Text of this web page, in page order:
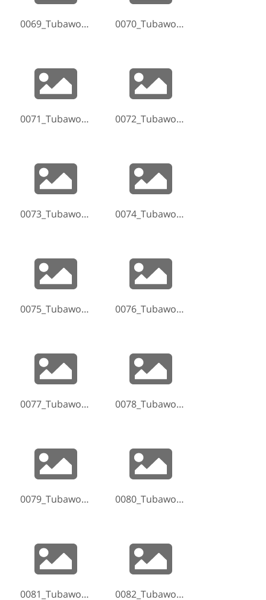
0069_Tubaworkshop-Hammelburg-2017-170521-155413.jpg 0070_Tubaworkshop-Hammelburg-2017-170521-155543.jpg
0071_Tubaworkshop-Hammelburg-2017-170521-163126.jpg 0072_Tubaworkshop-Hammelburg-2017-170521-164109.jpg
0073_Tubaworkshop-Hammelburg-2017-170521-165439.jpg 0074_Tubaworkshop-Hammelburg-2017-170521-165537.jpg
0075_Tubaworkshop-Hammelburg-2017-170521-165840.jpg 0076_Tubaworkshop-Hammelburg-2017-170521-170346.jpg
0077_Tubaworkshop-Hammelburg-2017-170521-172853.jpg 0078_Tubaworkshop-Hammelburg-2017-170521-174348.jpg
0079_Tubaworkshop-Hammelburg-2017-170521-180452.jpg 0080_Tubaworkshop-Hammelburg-2017-170521-190603.jpg
0081_Tubaworkshop-Hammelburg-2017-170521-190748.jpg 0082_Tubaworkshop-Hammelburg-2017-170521-190935.jpg